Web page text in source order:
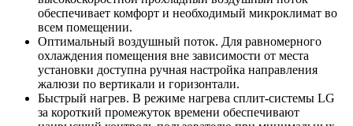
обеспечивает комфорт и необходимый микроклимат во
всем помещении.
Оптимальный воздушный поток. Для равномерного
охлаждения помещения вне зависимости от места
установки доступна ручная настройка направления
жалюзи по вертикали и горизонтали.
Быстрый нагрев. В режиме нагрева сплит-системы LG
за короткий промежуток времени обеспечивают